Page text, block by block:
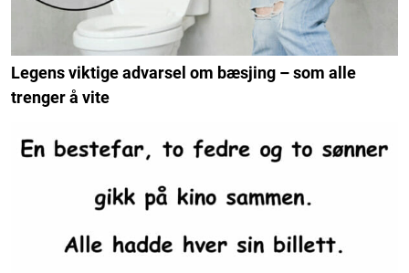
Legens viktige advarsel om bæsjing – som alle
trenger å vite